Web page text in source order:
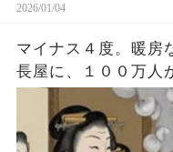
2026/01/04
マイナス４度。暖房
長屋に、１００万人
――。もし今の東京
ったらどうなるか。
不足の現代人は、わ